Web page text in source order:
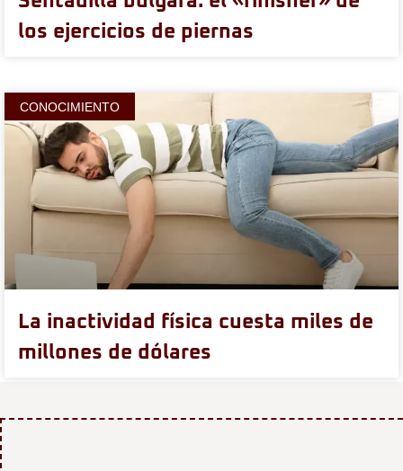
los ejercicios de piernas
CONOCIMIENTO
La inactividad física cuesta miles de
millones de dólares